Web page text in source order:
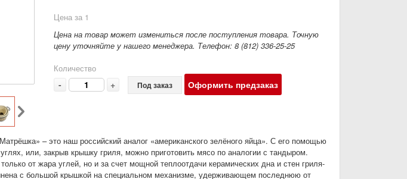
Цена за 1
Цена на товар может измениться после поступления товара. Точную
цену уточняйте у нашего менеджера. Телефон: 8 (812) 336-25-25
Количество
- + Под заказ Оформить предзаказ
– это наш российский аналог «американского зелёного яйца». С его помощью
или, закрыв крышку гриля, можно приготовить мясо по аналогии с тандыром.
от жара углей, но и за счет мощной теплоотдачи керамических дна и стен гриля-
с большой крышкой на специальном механизме, удерживающем последнюю от